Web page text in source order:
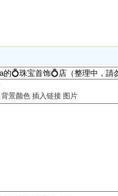
背景颜色 插入链接 图片